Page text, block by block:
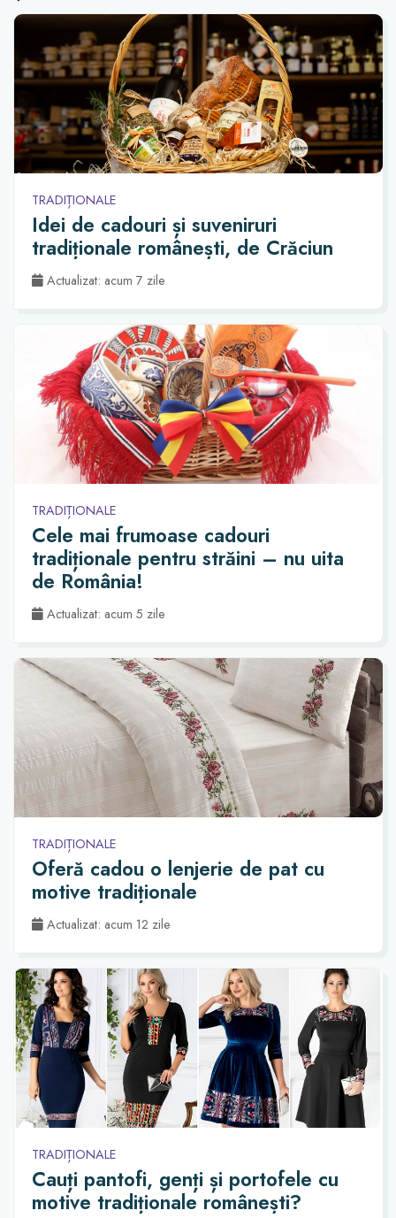
TRADIȚIONALE
Idei de cadouri și suveniruri
tradiționale românești, de Crăciun
Actualizat: acum 7 zile
TRADIȚIONALE
Cele mai frumoase cadouri
tradiționale pentru străini – nu uita
de România!
Actualizat: acum 5 zile
TRADIȚIONALE
Oferă cadou o lenjerie de pat cu
motive tradiționale
Actualizat: acum 12 zile
TRADIȚIONALE
Cauți pantofi, genți și portofele cu
motive tradiționale românești?